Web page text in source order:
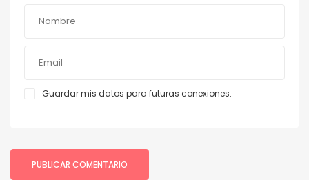
Guardar mis datos para futuras conexiones.